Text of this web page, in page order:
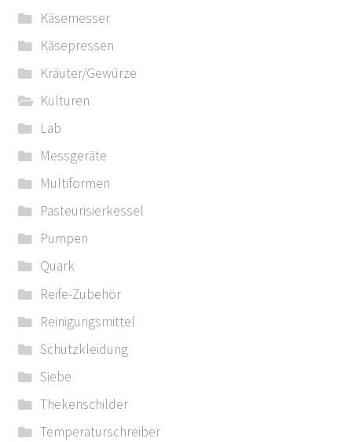
Käsemesser
Käsepressen
Kräuter/Gewürze
Kulturen
Lab
Messgeräte
Multiformen
Pasteurisierkessel
Pumpen
Quark
Reife-Zubehör
Reinigungsmittel
Schutzkleidung
Siebe
Thekenschilder
Temperaturschreiber